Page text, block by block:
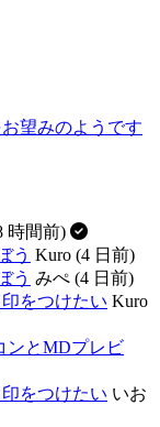
望みのようです
時間前)
う Kuro (4 日前)
う みぺ (4 日前)
をつけたい Kuro
ンとMDプレビ
をつけたい いお